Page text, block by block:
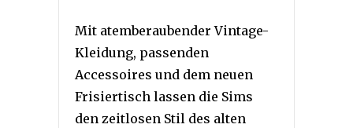
Mit atemberaubender Vintage-
Kleidung, passenden
Accessoires und dem neuen
Frisiertisch lassen die Sims
den zeitlosen Stil des alten